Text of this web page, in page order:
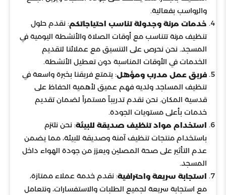
والرواسب بفعالية.
خدمات مرنة وجدولة تناسب احتياجاتكم: نقدم حلول
تنظيف مرنة تتناسب مع أوقات الصلاة والأنشطة اليومية في
المسجد. نحن نحرص على التنسيق مع عملائنا لتقديم
الخدمات في الأوقات المناسبة دون تعطيل الأنشطة.
فريق عمل مدرب ومؤهل: يتمتع فريقنا بخبرة واسعة في
تنظيف المساجد ولديه فهم عميق لأهمية الحفاظ على
قدسية المكان. نحن نقدم تدريباً مستمراً لضمان تقديم
خدمات بأعلى مستويات الجودة.
استخدام مواد تنظيف صديقة للبيئة: نحن نلتزم
باستخدام منتجات تنظيف آمنة وصديقة للبيئة، مما يضمن
عدم التأثير على صحة المصلين ويعزز من جودة الهواء داخل
المسجد.
استجابة سريعة واحترافية: نقدم خدمة عملاء ممتازة،
مع استجابة سريعة لجميع الطلبات والاستفسارات، ونتعامل